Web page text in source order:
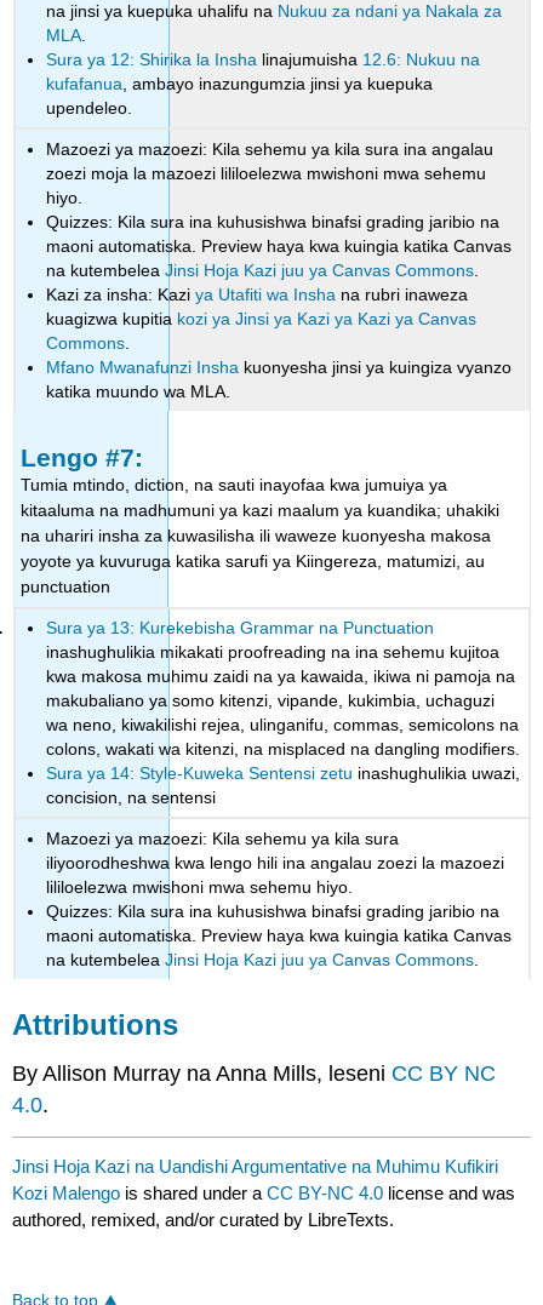
na jinsi ya kuepuka uhalifu na Nukuu za ndani ya Nakala za
MLA.
Sura ya 12: Shirika la Insha linajumuisha 12.6: Nukuu na
kufafanua, ambayo inazungumzia jinsi ya kuepuka
upendeleo.
Mazoezi ya mazoezi: Kila sehemu ya kila sura ina angalau
zoezi moja la mazoezi lililoelezwa mwishoni mwa sehemu
hiyo.
Quizzes: Kila sura ina kuhusishwa binafsi grading jaribio na
maoni automatiska. Preview haya kwa kuingia katika Canvas
na kutembeleaJinsi Hoja Kazi juu ya Canvas Commons
Kazi za insha: Kaziya Utafiti wa Insha na rubri inaweza
kuagizwa kupitia kozi ya Jinsi ya Kazi ya Kazi ya Canvas
Commons
Mfano Mwanafunzi Insha kuonyesha jinsi ya kuingiza vyanzo
katika muundo wa MLA.
Lengo #7:
Tumia mtindo, diction, na sauti inayofaa kwa jumuiya ya
kitaaluma na madhumuni ya kazi maalum ya kuandika; uhakiki
na uhariri insha za kuwasilisha ili waweze kuonyesha makosa
yoyote ya kuvuruga katika sarufi ya Kiingereza, matumizi, au
punctuation
Sura ya 13: Kurekebisha Grammar na Punctuation
inashughulikia mikakati proofreading na ina sehemu kujitoa
kwa makosa muhimu zaidi na ya kawaida, ikiwa ni pamoja na
makubaliano ya somo kitenzi, vipande, kukimbia, uchaguzi
wa neno, kiwakilishi rejea, ulinganifu, commas, semicolons na
colons, wakati wa kitenzi, na misplaced na dangling modifiers.
Sura ya 14: Style-Kuweka Sentensi zetu inashughulikia uwazi,
concision, na sentensi
Mazoezi ya mazoezi: Kila sehemu ya kila sura
iliyoorodheshwa kwa lengo hili ina angalau zoezi la mazoezi
lililoelezwa mwishoni mwa sehemu hiyo.
Quizzes: Kila sura ina kuhusishwa binafsi grading jaribio na
maoni automatiska. Preview haya kwa kuingia katika Canvas
na kutembeleaJinsi Hoja Kazi juu ya Canvas Commons
Attributions
By Allison Murray na Anna Mills, leseni CC BY NC
4.0.
Jinsi Hoja Kazi na Uandishi Argumentative na Muhimu Kufikiri
Kozi Malengo is shared under aCC BY-NC 4.0 license and was
authored, remixed, and/or curated by LibreTexts.
Back to top